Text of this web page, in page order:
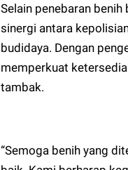
Selain penebaran
sinergi antara
budidaya. Dengan
memperkuat
tambak.
“Semoga benih yang